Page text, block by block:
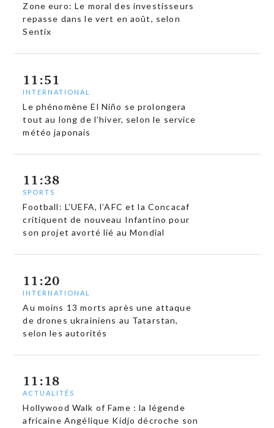
Zone euro: Le moral des investisseurs
repasse dans le vert en août, selon
Sentix
11:51
INTERNATIONAL
Le phénomène El Niño se prolongera
tout au long de l’hiver, selon le service
météo japonais
11:38
SPORTS
Football: L’UEFA, l’AFC et la Concacaf
critiquent de nouveau Infantino pour
son projet avorté lié au Mondial
11:20
INTERNATIONAL
Au moins 13 morts après une attaque
de drones ukrainiens au Tatarstan,
selon les autorités
11:18
ACTUALITÉS
Hollywood Walk of Fame : la légende
africaine Angélique Kidjo décroche son